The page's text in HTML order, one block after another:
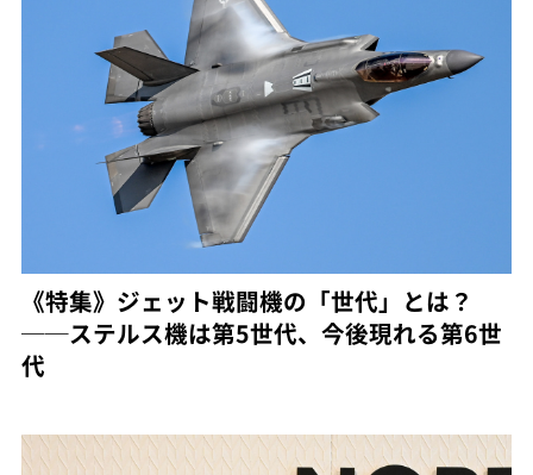
《特集》ジェット戦闘機の「世代」とは？
──ステルス機は第5世代、今後現れる第6世
代